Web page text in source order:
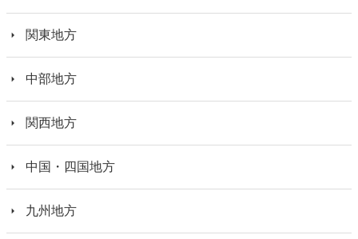
関東地方
中部地方
関西地方
中国・四国地方
九州地方